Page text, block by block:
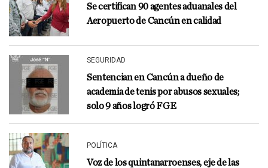
Se certifican 90 agentes aduanales del
Aeropuerto de Cancún en calidad
SEGURIDAD
Sentencian en Cancún a dueño de
academia de tenis por abusos sexuales;
solo 9 años logró FGE
POLÍTICA
Voz de los quintanarroenses, eje de las